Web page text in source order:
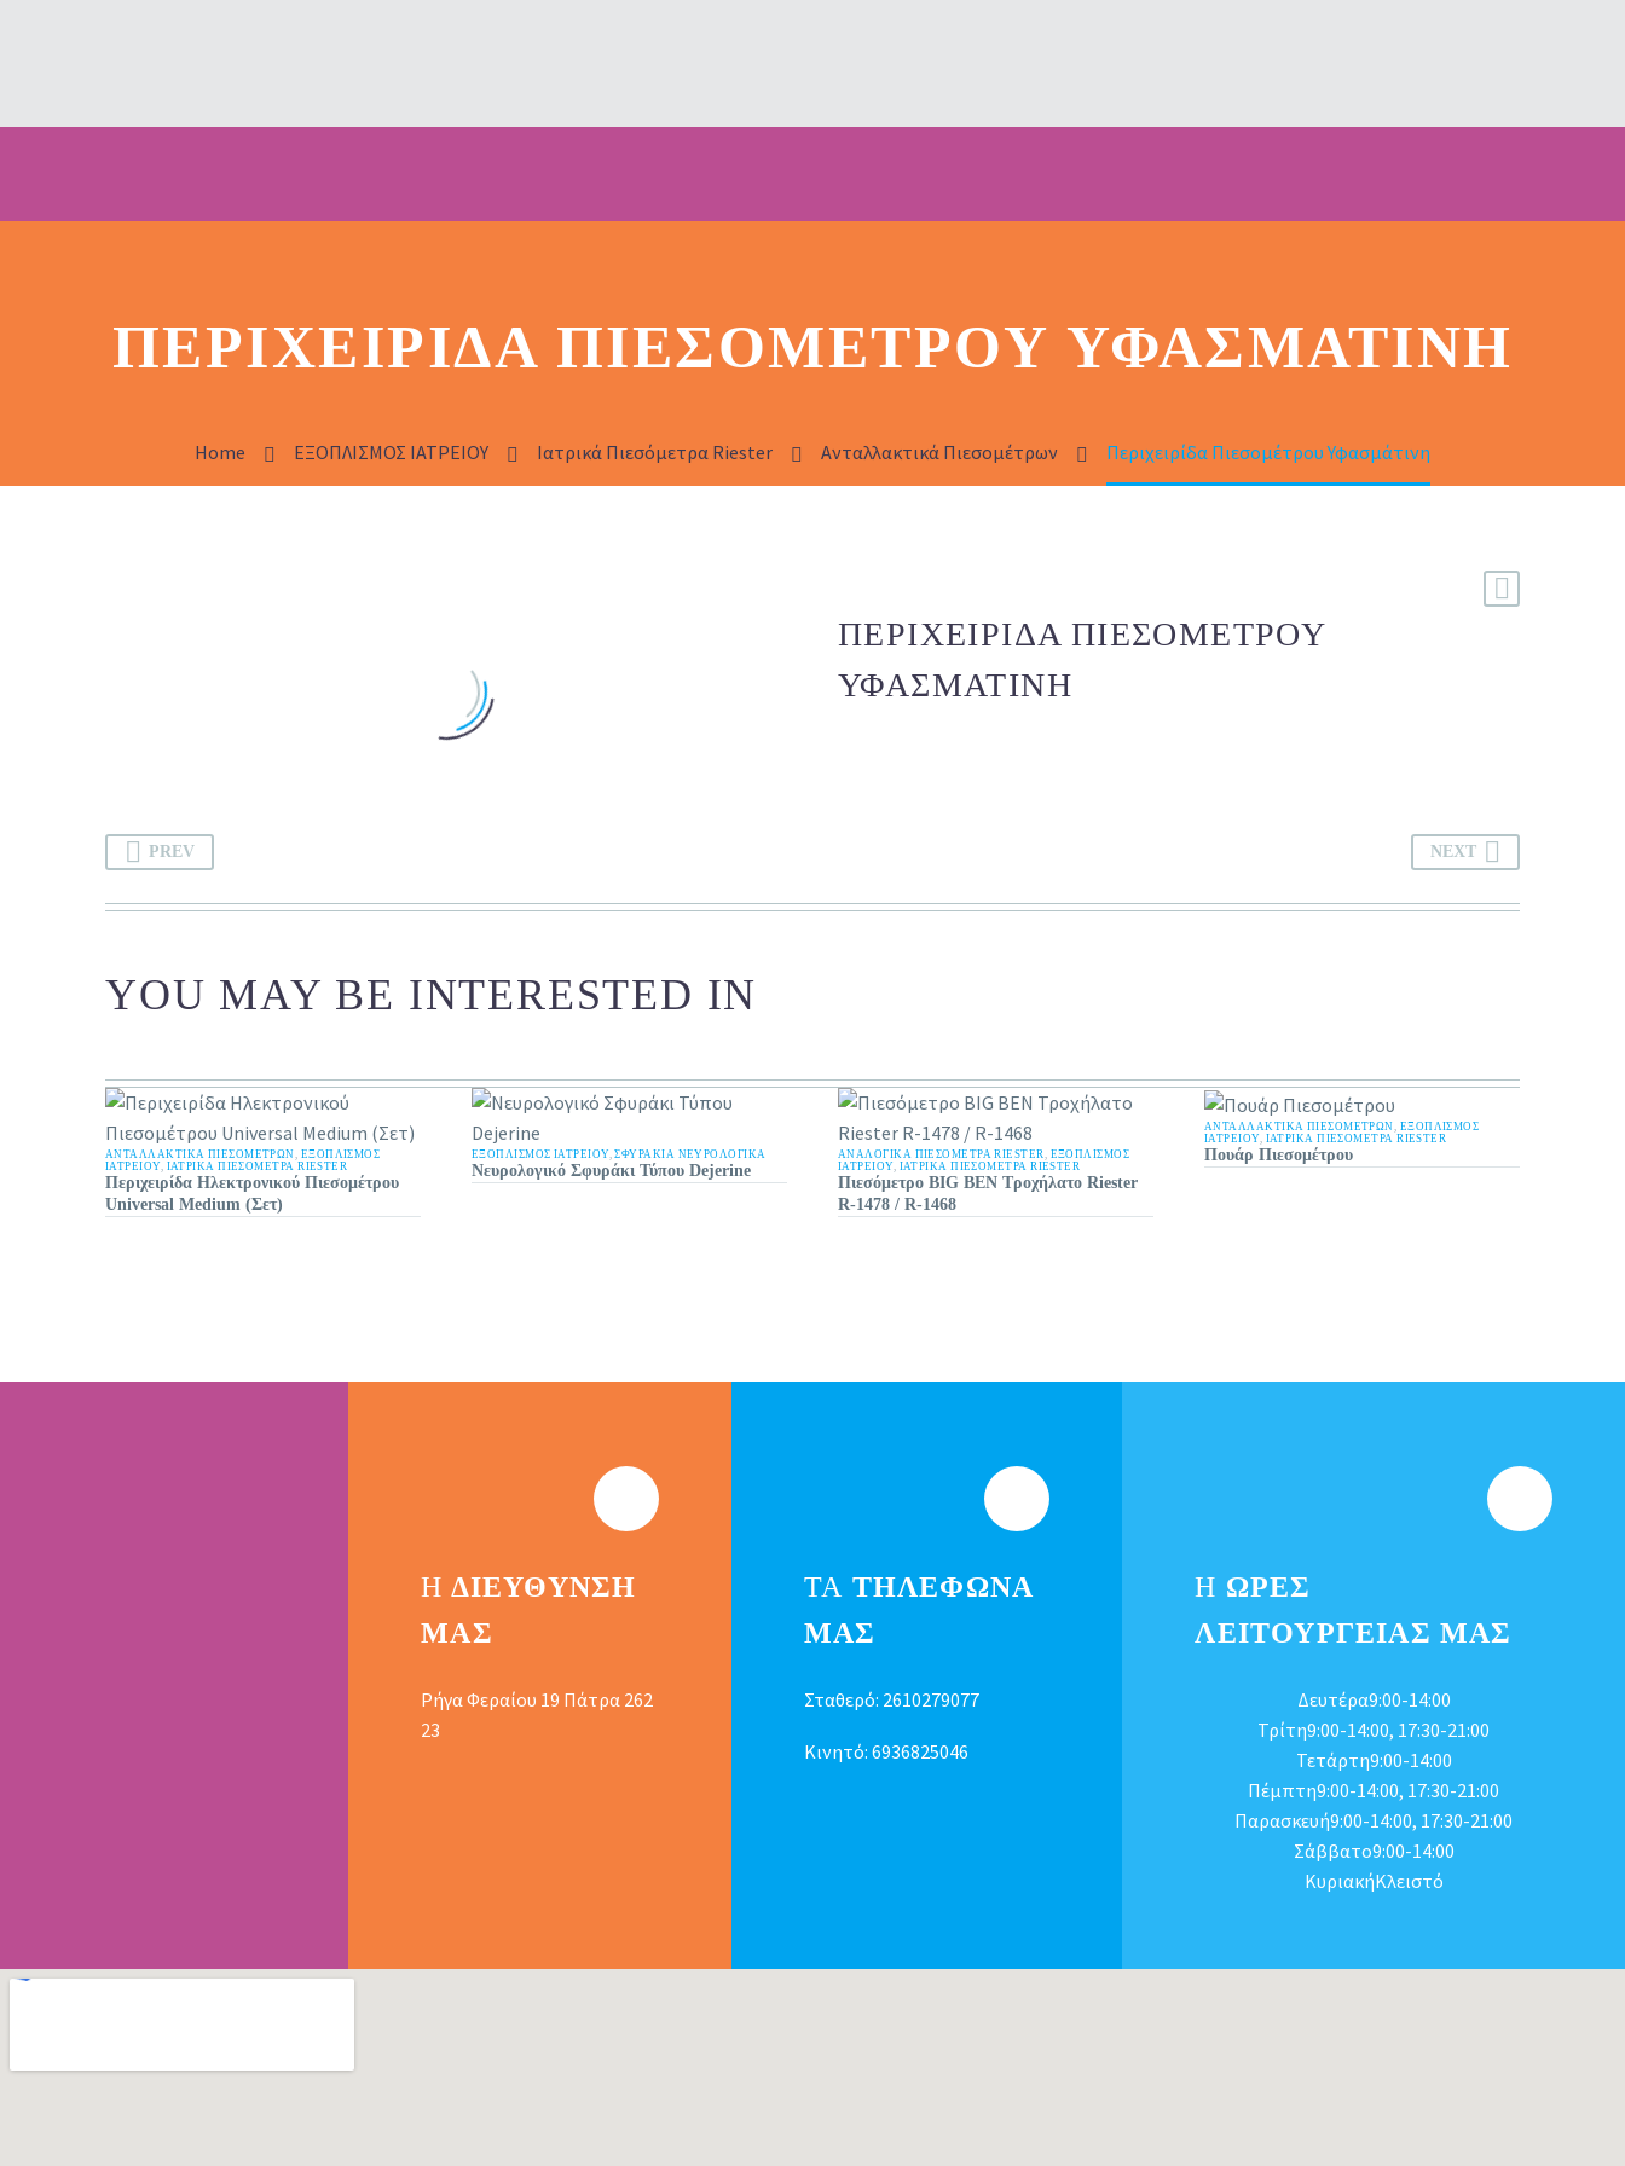
ΠΕΡΙΧΕΙΡΊΔΑ ΠΙΕΣΟΜΈΤΡΟΥ ΥΦΑΣΜΆΤΙΝΗ
Home ΕΞΟΠΛΙΣΜΟΣ ΙΑΤΡΕΙΟΥ Ιατρικά Πιεσόμετρα Riester Ανταλλακτικά Πιεσομέτρων Περιχειρίδα Πιεσομέτρου Υφασμάτινη
ΠΕΡΙΧΕΙΡΊΔΑ ΠΙΕΣΟΜΈΤΡΟΥ
ΥΦΑΣΜΆΤΙΝΗ
PREV NEXT
YOU MAY BE INTERESTED IN
ΑΝΤΑΛΛΑΚΤΙΚΆ ΠΙΕΣΟΜΈΤΡΩΝ ΕΞΟΠΛΙΣΜΟΣ
ΙΑΤΡΕΙΟΥ, ΙΑΤΡΙΚΆ ΠΙΕΣΌΜΕΤΡΑ RIESTER
Περιχειρίδα Ηλεκτρονικού Πιεσομέτρου
Universal Medium (Σετ)
ΕΞΟΠΛΙΣΜΟΣ ΙΑΤΡΕΙΟΥ,ΣΦΥΡΆΚΙΑ ΝΕΥΡΟΛΟΓΙΚΆ
Νευρολογικό Σφυράκι Τύπου Dejerine
ΑΝΑΛΟΓΙΚΆ ΠΙΕΣΌΜΕΤΡΑ RIESTER
ΕΞΟΠΛΙΣΜΟΣ
ΙΑΤΡΕΙΟΥ, ΙΑΤΡΙΚΆ ΠΙΕΣΌΜΕΤΡΑ RIESTER
Πιεσόμετρο BIG BEN Τροχήλατο Riester
R-1478 / R-1468
ΑΝΤΑΛΛΑΚΤΙΚΆ ΠΙΕΣΟΜΈΤΡΩΝ ΕΞΟΠΛΙΣΜΟΣ
ΙΑΤΡΕΙΟΥ, ΙΑΤΡΙΚΆ ΠΙΕΣΌΜΕΤΡΑ RIESTER
Πουάρ Πιεσομέτρου
Η ΔΙΕΎΘΥΝΣΗ
ΜΑΣ
Ρήγα Φεραίου 19 Πάτρα 262
23
ΤΑ ΤΗΛΕΦΩΝΑ
ΜΑΣ
Σταθερό: 2610279077
Κινητό: 6936825046
Η ΩΡΕΣ
ΛΕΙΤΟΥΡΓΕΊΑΣ ΜΑΣ
Δευτέρα9:00-14:00
Τρίτη9:00-14:00, 17:30-21:00
Τετάρτη9:00-14:00
Πέμπτη9:00-14:00, 17:30-21:00
Παρασκευή9:00-14:00, 17:30-21:00
Σάββατο9:00-14:00
ΚυριακήΚλειστό